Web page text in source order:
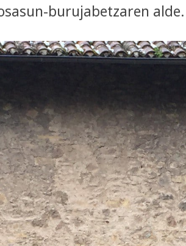
burujabetzaren alde.